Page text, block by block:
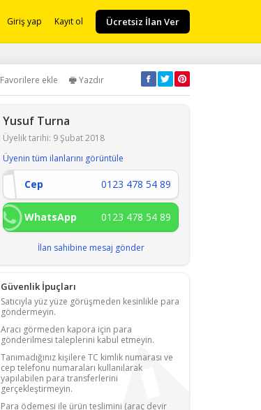
Giriş yap Kayıt ol Ücretsiz İlan Ver
Favorilere ekle Yazdır
Yusuf Turna
Üyelik tarihi: 9 Şubat 2018
Üyenin tüm ilanlarını görüntüle
Cep 0123 478 54 89
WhatsApp 0123 478 54 89
İlan sahibine mesaj gönder
Güvenlik İpuçları
Satıcıyla yüz yüze görüşmeden kesinlikle para
göndermeyin.
Aracı görmeden kapora için para
gönderilmesi taleplerini kabul etmeyin.
Tanımadığınız kişilere TC kimlik numarası ve
cep telefonu numaraları kullanılarak
yapılabilen para transferlerini
gerçekleştirmeyin.
Para ödemesi ile ürün teslimini (araç devir